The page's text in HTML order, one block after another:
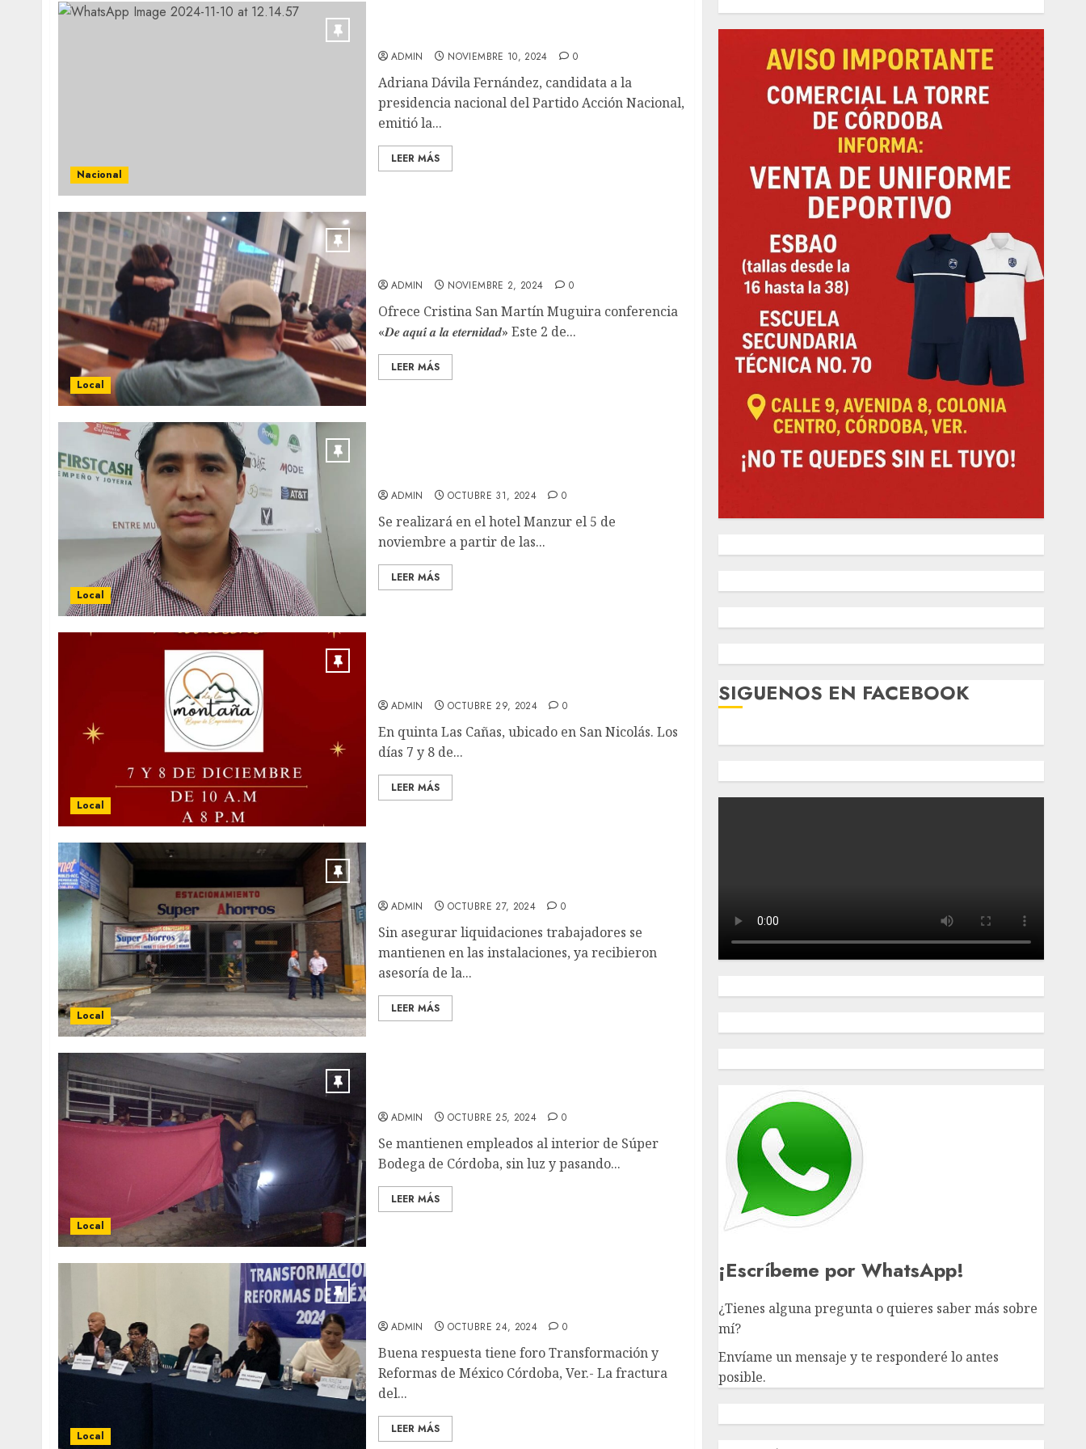
Nacional
ADMIN NOVIEMBRE 10, 2024 0
Adriana Dávila Fernández, candidata a la
presidencia nacional del Partido Acción Nacional,
emitió la...
LEER MÁS
Local
ADMIN NOVIEMBRE 2, 2024 0
Ofrece Cristina San Martín Muguira conferencia
«𝑫𝒆 𝒂𝒒𝒖𝒊́ 𝒂 𝒍𝒂 𝒆𝒕𝒆𝒓𝒏𝒊𝒅𝒂𝒅» Este 2 de...
LEER MÁS
Local
ADMIN OCTUBRE 31, 2024 0
Se realizará en el hotel Manzur el 5 de
noviembre a partir de las...
LEER MÁS
Local
ADMIN OCTUBRE 29, 2024 0
En quinta Las Cañas, ubicado en San Nicolás. Los
días 7 y 8 de...
LEER MÁS
Local
ADMIN OCTUBRE 27, 2024 0
Sin asegurar liquidaciones trabajadores se
mantienen en las instalaciones, ya recibieron
asesoría de la...
LEER MÁS
Local
ADMIN OCTUBRE 25, 2024 0
Se mantienen empleados al interior de Súper
Bodega de Córdoba, sin luz y pasando...
LEER MÁS
Local
ADMIN OCTUBRE 24, 2024 0
Buena respuesta tiene foro Transformación y
Reformas de México Córdoba, Ver.- La fractura
del...
LEER MÁS
SIGUENOS EN FACEBOOK
¡Escríbeme por WhatsApp!
¿Tienes alguna pregunta o quieres saber más sobre
mí?
Envíame un mensaje y te responderé lo antes
posible.